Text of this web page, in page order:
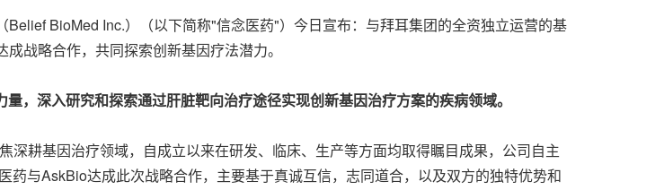
BioMed Inc.）（以下简称"信念医药"）今日宣布：与拜耳集团的全资独立运营的基
战略合作，共同探索创新基因疗法潜力。
，深入研究和探索通过肝脏靶向治疗途径实现创新基因治疗方案的疾病领域。
深耕基因治疗领域，自成立以来在研发、临床、生产等方面均取得瞩目成果，公司自主
与AskBio达成此次战略合作，主要基于真诚互信，志同道合，以及双方的独特优势和